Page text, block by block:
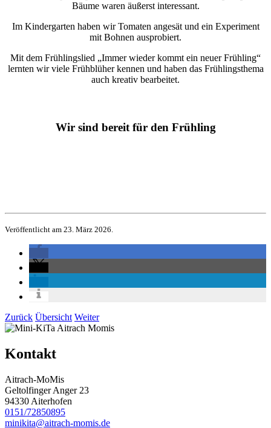
Bäume waren äußerst interessant.
Im Kindergarten haben wir Tomaten angesät und ein Experiment
mit Bohnen ausprobiert.
Mit dem Frühlingslied „Immer wieder kommt ein neuer Frühling“
lernten wir viele Frühblüher kennen und haben das Frühlingsthema
auch kreativ bearbeitet.
Wir sind bereit für den Frühling
Veröffentlicht am 23. März 2026.
Zurück Übersicht Weiter
Kontakt
Aitrach-MoMis
Geltolfinger Anger 23
94330 Aiterhofen
0151/72850895
minikita@aitrach-momis.de